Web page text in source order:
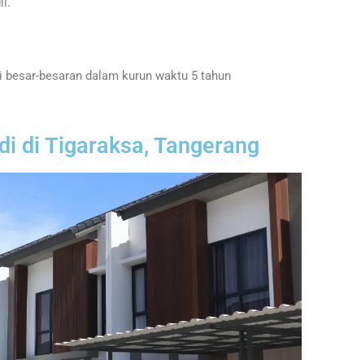
besaran dalam kurun waktu 5 tahun
di Tigaraksa, Tangerang